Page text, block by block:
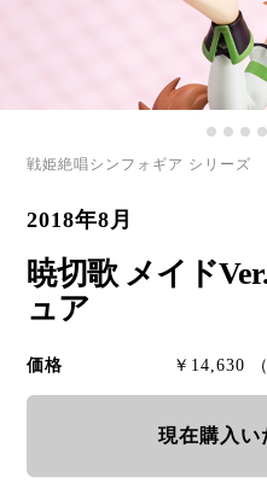
戦姫絶唱シンフォギア シリーズ
2018年8月
暁切歌 メイド
ュア
価格 ￥14,630
現在購入い